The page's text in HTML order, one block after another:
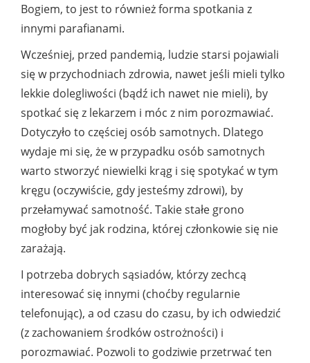
Bogiem, to jest to również forma spotkania z
innymi parafianami.
Wcześniej, przed pandemią, ludzie starsi pojawiali
się w przychodniach zdrowia, nawet jeśli mieli tylko
lekkie dolegliwości (bądź ich nawet nie mieli), by
spotkać się z lekarzem i móc z nim porozmawiać.
Dotyczyło to częściej osób samotnych. Dlatego
wydaje mi się, że w przypadku osób samotnych
warto stworzyć niewielki krąg i się spotykać w tym
kręgu (oczywiście, gdy jesteśmy zdrowi), by
przełamywać samotność. Takie stałe grono
mogłoby być jak rodzina, której członkowie się nie
zarażają.
I potrzeba dobrych sąsiadów, którzy zechcą
interesować się innymi (choćby regularnie
telefonując), a od czasu do czasu, by ich odwiedzić
(z zachowaniem środków ostrożności) i
porozmawiać. Pozwoli to godziwie przetrwać ten